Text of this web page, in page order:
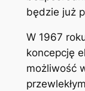
będzie już
W 1967
koncepcję
możliwość